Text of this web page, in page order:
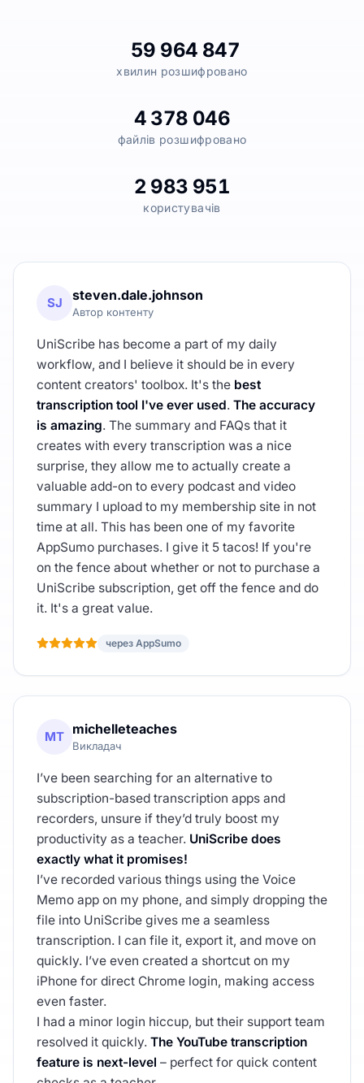
59 964 847
хвилин розшифровано
4 378 046
файлів розшифровано
2 983 951
користувачів
SJ steven.dale.johnson
Автор контенту
UniScribe has become a part of my daily
workflow, and I believe it should be in every
content creators' toolbox. It's the best
transcription tool I've ever used. The accuracy
is amazing. The summary and FAQs that it
creates with every transcription was a nice
surprise, they allow me to actually create a
valuable add-on to every podcast and video
summary I upload to my membership site in not
time at all. This has been one of my favorite
AppSumo purchases. I give it 5 tacos! If you're
on the fence about whether or not to purchase a
UniScribe subscription, get off the fence and do
it. It's a great value.
через AppSumo
MT michelleteaches
Викладач
I’ve been searching for an alternative to
subscription-based transcription apps and
recorders, unsure if they’d truly boost my
productivity as a teacher. UniScribe does
exactly what it promises!
I’ve recorded various things using the Voice
Memo app on my phone, and simply dropping the
file into UniScribe gives me a seamless
transcription. I can file it, export it, and move on
quickly. I’ve even created a shortcut on my
iPhone for direct Chrome login, making access
even faster.
I had a minor login hiccup, but their support team
resolved it quickly. The YouTube transcription
feature is next-level – perfect for quick content